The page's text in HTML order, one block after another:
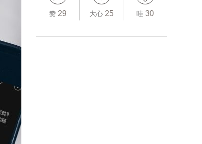
赞 29 大心 25 哇 30